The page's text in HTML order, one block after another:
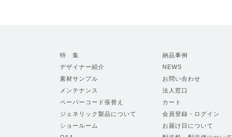
特 集
デザイナー紹介
素材サンプル
メンテナンス
ペーパーコード張替え
ジェネリック製品について
ショールーム
納品事例
NEWS
お問い合わせ
法人窓口
カート
会員登録・ログイン
お届け日について